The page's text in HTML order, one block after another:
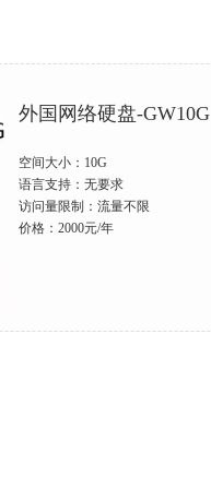
外国网络硬盘-GW10G
空间大小：10G
语言支持：无要求
访问量限制：流量不限
价格：2000元/年